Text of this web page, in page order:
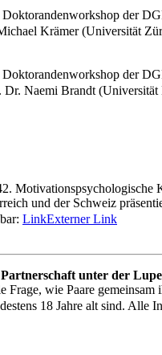
der
Krämer (Universität
der
Naemi Brandt
und der Schweiz
LinkExterner Link
unter der
wie Paare
18 Jahre alt sind. Alle